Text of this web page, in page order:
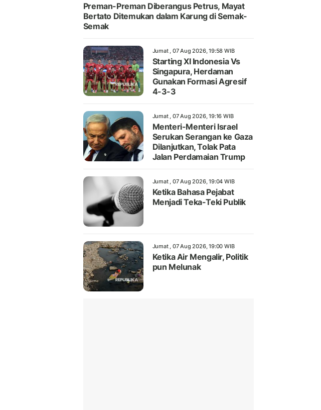
Preman-Preman Diberangus Petrus, Mayat
Bertato Ditemukan dalam Karung di Semak-
Semak
Jumat , 07 Aug 2026, 19:58 WIB
Starting XI Indonesia Vs
Singapura, Herdaman
Gunakan Formasi Agresif
4-3-3
Jumat , 07 Aug 2026, 19:16 WIB
Menteri-Menteri Israel
Serukan Serangan ke Gaza
Dilanjutkan, Tolak Pata
Jalan Perdamaian Trump
Jumat , 07 Aug 2026, 19:04 WIB
Ketika Bahasa Pejabat
Menjadi Teka-Teki Publik
Jumat , 07 Aug 2026, 19:00 WIB
Ketika Air Mengalir, Politik
pun Melunak